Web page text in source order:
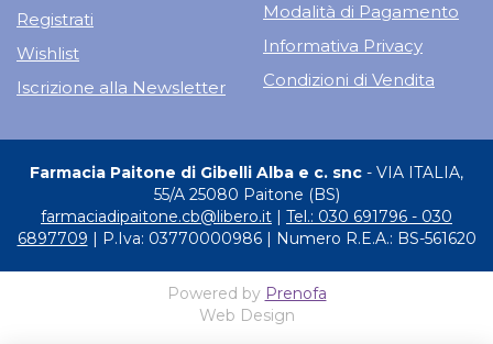
Registrati
Wishlist
Iscrizione alla Newsletter
Modalità di Pagamento
Informativa Privacy
Condizioni di Vendita
Farmacia Paitone di Gibelli Alba e c. snc - VIA ITALIA,
55/A 25080 Paitone (BS)
farmaciadipaitone.cb@libero.it
Tel.: 030 691796 - 030
6897709 | P.Iva: 03770000986 | Numero R.E.A.: BS-561620
Powered by Prenofa
Web Design